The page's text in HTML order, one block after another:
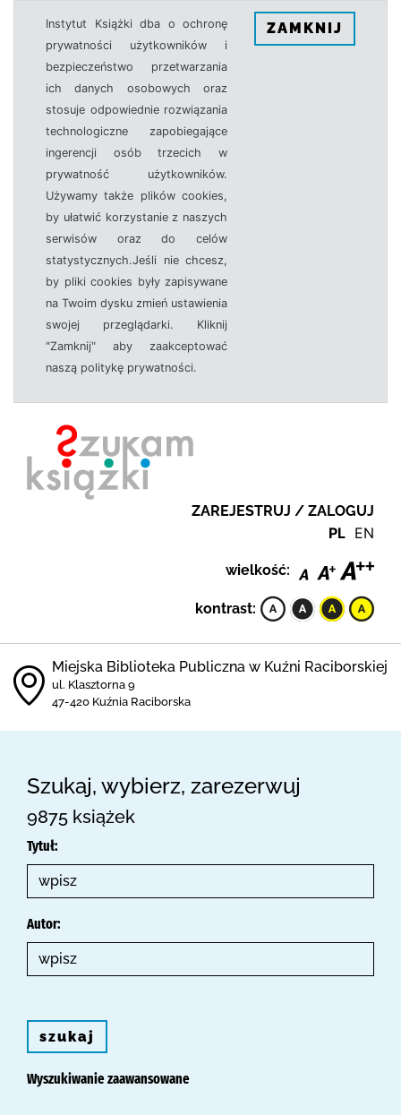
Instytut Książki dba o ochronę
prywatności użytkowników i
bezpieczeństwo przetwarzania
ich danych osobowych oraz
stosuje odpowiednie rozwiązania
technologiczne zapobiegające
ingerencji osób trzecich w
prywatność użytkowników.
Używamy także plików cookies,
by ułatwić korzystanie z naszych
serwisów oraz do celów
statystycznych.Jeśli nie chcesz,
by pliki cookies były zapisywane
na Twoim dysku zmień ustawienia
swojej przeglądarki. Kliknij
"Zamknij" aby zaakceptować
naszą politykę prywatności.
ZAMKNIJ
ZAREJESTRUJ / ZALOGUJ
PL EN
wielkość:
kontrast:
Miejska Biblioteka Publiczna w Kuźni Raciborskiej
ul. Klasztorna 9
47-420 Kuźnia Raciborska
Szukaj, wybierz, zarezerwuj
9875 książek
Tytuł:
Autor:
szukaj
Wyszukiwanie zaawansowane